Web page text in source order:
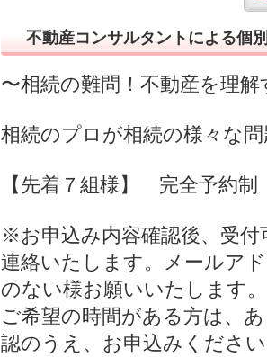
不動産コンサルタントによる個
〜相続の難問！不動産を理解
相続のプロが相続の様々な
【先着７組様】 完全予約
※お申込み内容確認後、受
連絡いたします。メールア
のない様お願いいたします。
ご希望の時間がある方は、
認のうえ、お申込みくださ